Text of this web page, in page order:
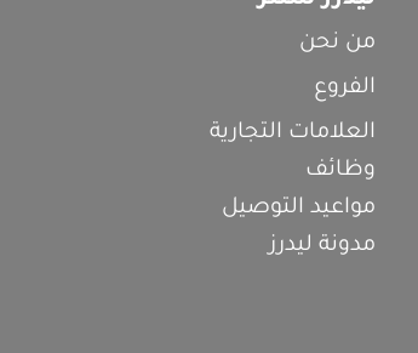
من نحن
الفروع
العلامات التجارية
وظائف
مواعيد التوصيل
مدونة ليدرز